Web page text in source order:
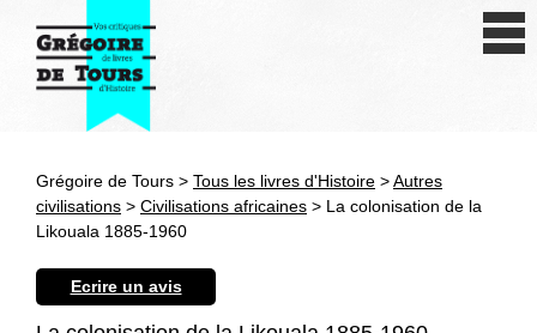
Antiquité
Grégoire de Tours > Tous les livres d'Histoire >Autres
civilisations > Civilisations africaines > La colonisation de la
Likouala 1885-1960
Ecrire un avis